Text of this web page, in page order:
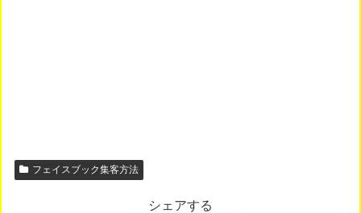
フェイスブック集客方法
シェアする